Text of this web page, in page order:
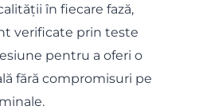
în fiecare fază,
verificate prin teste
pentru a oferi o
fără compromisuri pe